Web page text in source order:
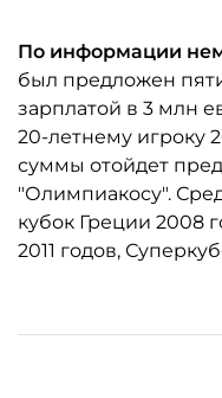
По информации
был предложен
зарплатой в 3 млн
20-летнему игроку
суммы отойдет
"Олимпиакосу".
кубок Греции 2008
2011 годов,